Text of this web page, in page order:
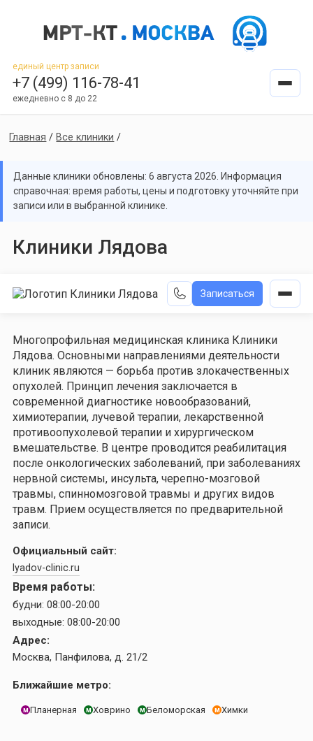
единый центр записи
+7 (499) 116-78-41
ежедневно с 8 до 22
Главная / Все клиники /
Данные клиники обновлены: 6 августа 2026. Информация
справочная: время работы, цены и подготовку уточняйте при
записи или в выбранной клинике.
Клиники Лядова
Записаться
Многопрофильная медицинская клиника Клиники
Лядова. Основными направлениями деятельности
клиник являются — борьба против злокачественных
опухолей. Принцип лечения заключается в
современной диагностике новообразований,
химиотерапии, лучевой терапии, лекарственной
противоопухолевой терапии и хирургическом
вмешательстве. В центре проводится реабилитация
после онкологических заболеваний, при заболеваниях
нервной системы, инсульта, черепно-мозговой
травмы, спинномозговой травмы и других видов
травм. Прием осуществляется по предварительной
записи.
Официальный сайт:
lyadov-clinic.ru
Время работы:
будни: 08:00-20:00
выходные: 08:00-20:00
Адрес:
Москва, Панфилова, д. 21/2
Ближайшие метро:
м Планерная м Ховрино м Беломорская м Химки